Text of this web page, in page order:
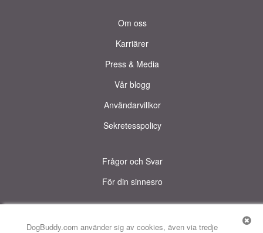
DogBuddy.com använder sig av cookies, även via tredje
Om oss
Karriärer
Press & Media
Vår blogg
Användarvillkor
Sekretesspolicy
Frågor och Svar
För din sinnesro